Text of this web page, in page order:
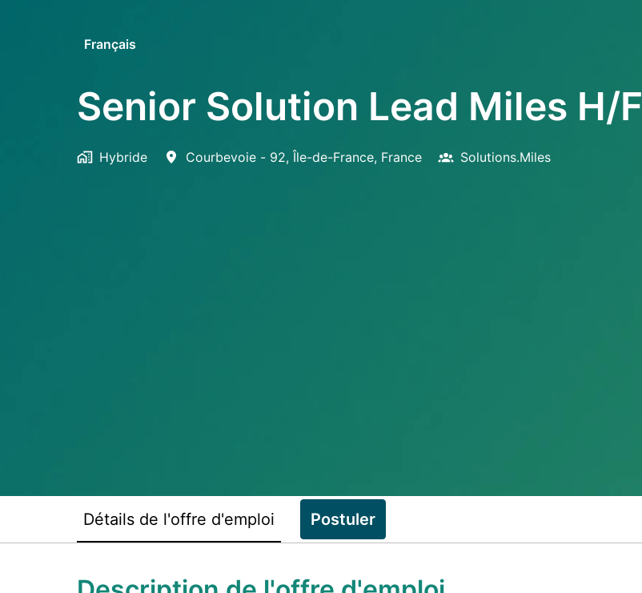
Français
Senior Solution Lead Miles H/F
Hybride Courbevoie - 92, Île-de-France, France Solutions.Miles
Détails de l'offre d'emploi Postuler